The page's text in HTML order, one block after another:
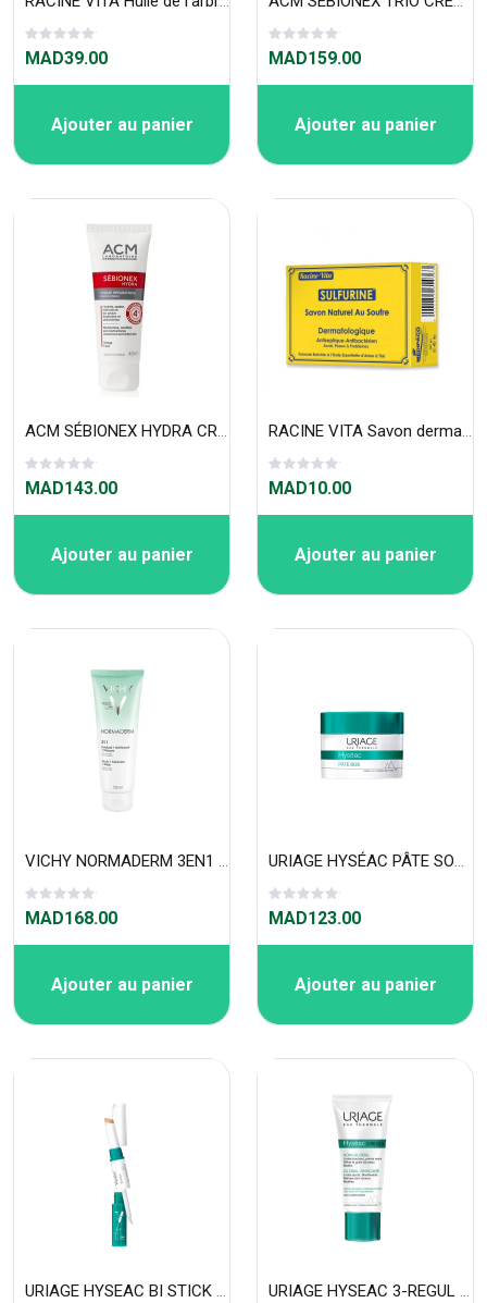
MAD39.00
Ajouter au panier
MAD159.00
Ajouter au panier
ACM SÉBIONEX HYDRA CRÈME RÉPARATRICE 40ML
MAD143.00
Ajouter au panier
RACINE VITA Savon dermatologique au soufre et arbre a the 80g
MAD10.00
Ajouter au panier
VICHY NORMADERM 3EN1 EXFOLIANT et NETTOYANT+MASQUE 125ML
MAD168.00
Ajouter au panier
URIAGE HYSÉAC PÂTE SOS SOIN LOCAL 15 G
MAD123.00
Ajouter au panier
URIAGE HYSEAC BI STICK LOTION 3ML/STICK 1G URIAGE HYSEAC 3-REGUL SOIN GLOBAL 40 ML